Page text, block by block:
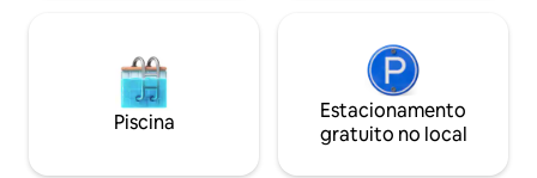
Piscina
Estacionamento
gratuito no local